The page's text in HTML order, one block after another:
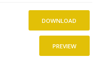
DOWNLOAD
PREVIEW